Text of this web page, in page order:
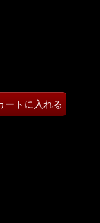
ートに入れる